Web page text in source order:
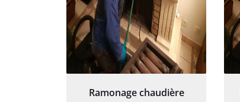
Ramonage chaudière